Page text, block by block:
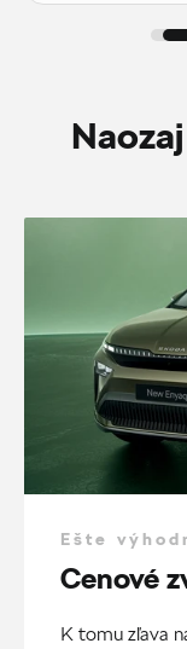
Ešte
Cenové
K tomu zľava